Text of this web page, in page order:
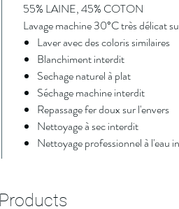
55% LAINE, 45% COTON
Lavage machine 30°C très délicat
Laver avec des coloris similaires
Blanchiment interdit
Sechage naturel à plat
Séchage machine interdit
Repassage fer doux sur l'envers
Nettoyage à sec interdit
Nettoyage professionnel à l'eau